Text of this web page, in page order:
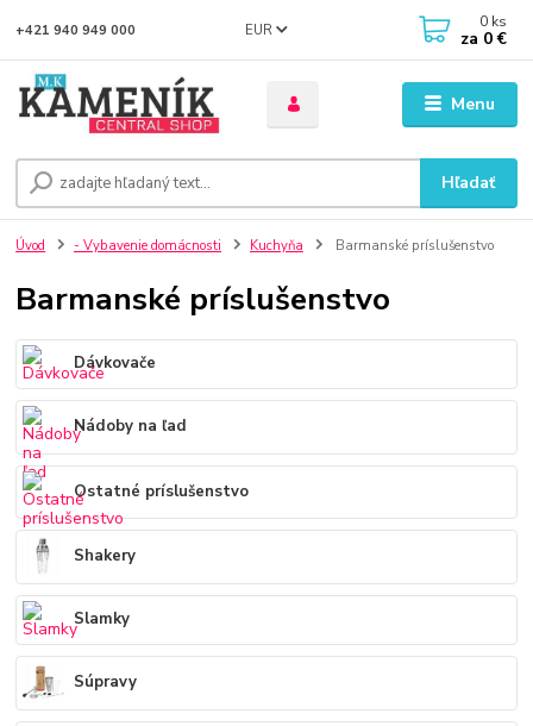
Menu
EUR
Hľadať
+421 940 949 000 0 ks
za 0 €
Úvod - Vybavenie domácnosti Kuchyňa Barmanské príslušenstvo
Barmanské príslušenstvo
Dávkovače
Nádoby na ľad
Ostatné príslušenstvo
Shakery
Slamky
Súpravy